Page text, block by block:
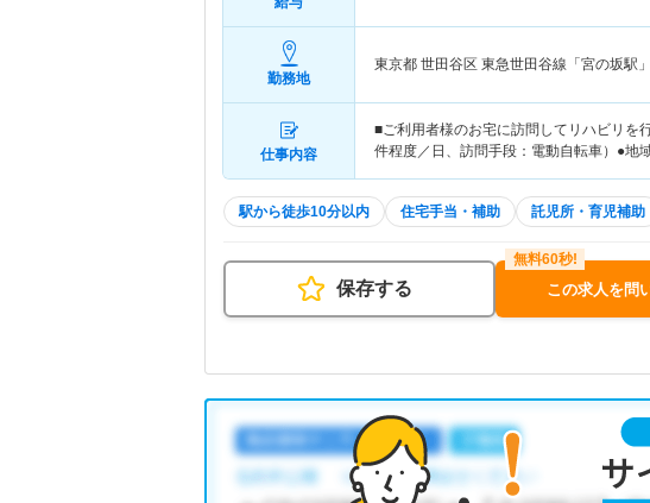
勤務地
東京都 世田谷区 東急世田谷線「宮の坂駅
仕事内容
■ご利用者様のお宅に訪問してリハビリ
件程度／日、訪問手段：電動自転車）●地
駅から徒歩10分以内 住宅手当・補助 託児所・育児補助
保存する この求人を問